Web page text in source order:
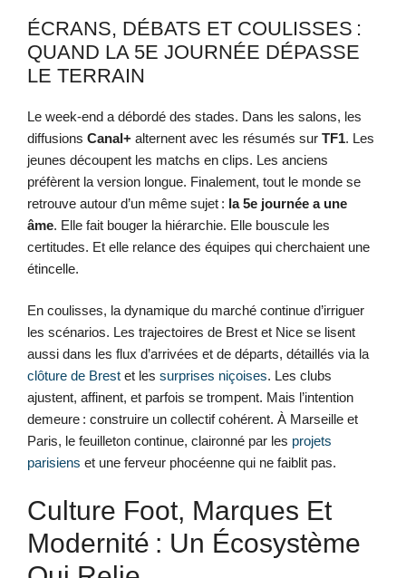
ÉCRANS, DÉBATS ET COULISSES :
QUAND LA 5E JOURNÉE DÉPASSE
LE TERRAIN
Le week-end a débordé des stades. Dans les salons, les
diffusions Canal+ alternent avec les résumés sur TF1. Les
jeunes découpent les matchs en clips. Les anciens
préfèrent la version longue. Finalement, tout le monde se
retrouve autour d’un même sujet : la 5e journée a une
âme. Elle fait bouger la hiérarchie. Elle bouscule les
certitudes. Et elle relance des équipes qui cherchaient une
étincelle.
En coulisses, la dynamique du marché continue d’irriguer
les scénarios. Les trajectoires de Brest et Nice se lisent
aussi dans les flux d’arrivées et de départs, détaillés via la
clôture de Brest et les surprises niçoises. Les clubs
ajustent, affinent, et parfois se trompent. Mais l’intention
demeure : construire un collectif cohérent. À Marseille et
Paris, le feuilleton continue, claironné par les projets
parisiens et une ferveur phocéenne qui ne faiblit pas.
Culture Foot, Marques Et
Modernité : Un Écosystème